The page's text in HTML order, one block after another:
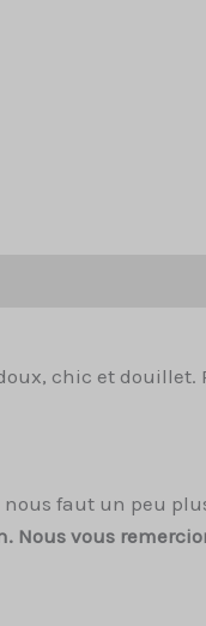
chic et
faut un peu
vous